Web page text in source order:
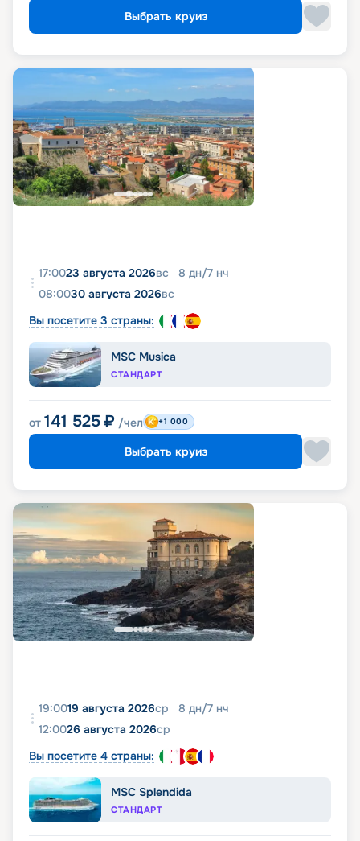
Выбрать круиз
17:0023 августа 2026вс 8 дн/7 нч
08:0030 августа 2026вс
Вы посетите 3 страны:
MSC Musica
СТАНДАРТ
от 141 525 ₽ /чел +1 000
Выбрать круиз
19:0019 августа 2026ср 8 дн/7 нч
12:0026 августа 2026ср
Вы посетите 4 страны:
MSC Splendida
СТАНДАРТ